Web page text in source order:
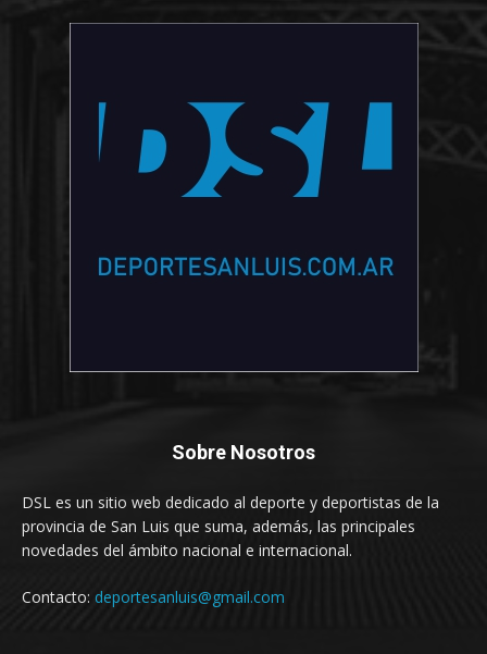
Sobre Nosotros
DSL es un sitio web dedicado al deporte y deportistas de la
provincia de San Luis que suma, además, las principales
novedades del ámbito nacional e internacional.
Contacto: deportesanluis@gmail.com